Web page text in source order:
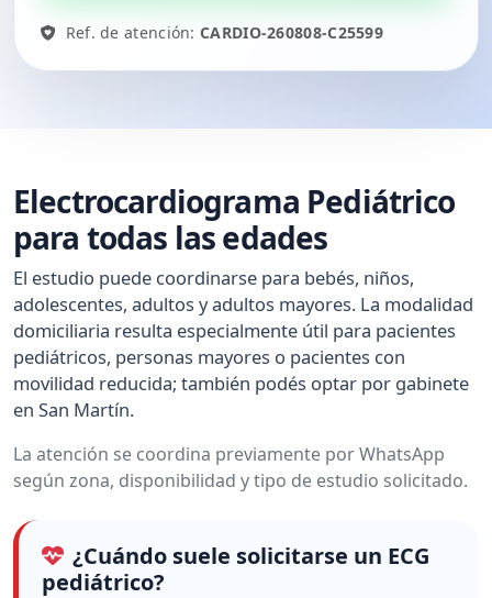
Ref. de atención:CARDIO-260808-C25599
Electrocardiograma Pediátrico
para todas las edades
El estudio puede coordinarse para bebés, niños,
adolescentes, adultos y adultos mayores. La modalidad
domiciliaria resulta especialmente útil para pacientes
pediátricos, personas mayores o pacientes con
movilidad reducida; también podés optar por gabinete
en San Martín.
La atención se coordina previamente por WhatsApp
según zona, disponibilidad y tipo de estudio solicitado.
¿Cuándo suele solicitarse un ECG
pediátrico?